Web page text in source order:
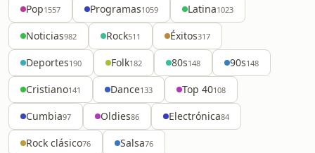
Pop1557 Programas1059 Latina1023
Noticias982 Rock511 Éxitos317
Deportes190 Folk182 80s148 90s148
Cristiano141 Dance133 Top 40108
Cumbia97 Oldies86 Electrónica84
Rock clásico76 Salsa76